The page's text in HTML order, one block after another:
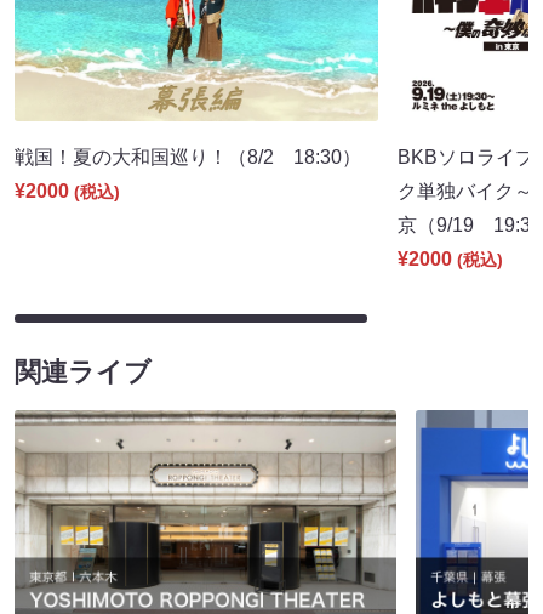
戦国！夏の大和国巡り！（8/2 18:30）
¥2000 (税込)
BKBソロライ
ク単独バイク～
京（9/19
¥2000 (税込)
関連ライブ